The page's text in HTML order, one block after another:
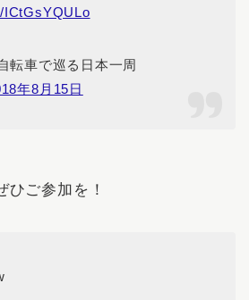
ICtGsYQULo
転車で巡る日本一周
年8月15日
ひご参加を！